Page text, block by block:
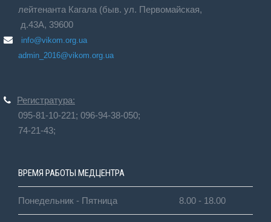
лейтенанта Кагала (быв. ул. Первомайская,
д.43А, 39600
info@vikom.org.ua
admin_2016@vikom.org.ua
Регистратура:
095-81-10-221; 096-94-38-050;
74-21-43;
ВРЕМЯ РАБОТЫ МЕДЦЕНТРА
Понедельник - Пятница 8.00 - 18.00